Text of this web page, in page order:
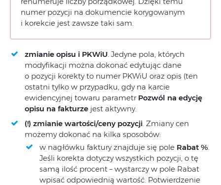
numer pozycji na dokumencie korygowanym
i korekcie jest zawsze taki sam.
zmianie opisu i PKWiU. Jedyne pola, których
modyfikacji można dokonać edytując dane
o pozycji korekty to numer PKWiU oraz opis (ten
ostatni tylko w przypadku, gdy na karcie
ewidencyjnej towaru parametr Pozwól na edycję
opisu na fakturze jest aktywny.
(!) zmianie wartości/ceny pozycji. Zmiany cen
możemy dokonać na kilka sposobów:
w nagłówku faktury znajduje się pole Rabat %.
Jeśli korekta dotyczy wszystkich pozycji, o tę
samą ilość procent – wystarczy w pole Rabat
wpisać odpowiednią wartość. Potwierdzenie